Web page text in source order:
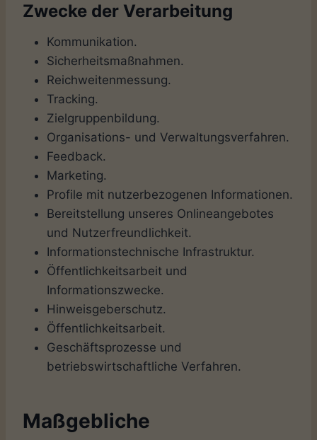
Zwecke der Verarbeitung
Kommunikation.
Sicherheitsmaßnahmen.
Reichweitenmessung.
Tracking.
Zielgruppenbildung.
Organisations- und Verwaltungsverfahren.
Feedback.
Marketing.
Profile mit nutzerbezogenen Informationen.
Bereitstellung unseres Onlineangebotes
und Nutzerfreundlichkeit.
Informationstechnische Infrastruktur.
Öffentlichkeitsarbeit und
Informationszwecke.
Hinweisgeberschutz.
Öffentlichkeitsarbeit.
Geschäftsprozesse und
betriebswirtschaftliche Verfahren.
Maßgebliche